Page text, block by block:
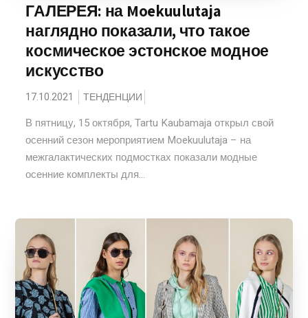
ГАЛЕРЕЯ: на Moekuulutaja
наглядно показали, что такое
космическое эстонское модное
искусство
17.10.2021 ТЕНДЕНЦИИ
В пятницу, 15 октября, Tartu Kaubamaja открыл свой
осенний сезон мероприятием Moekuulutaja – на
межгалактических подмостках показали модные
осенние комплекты для...